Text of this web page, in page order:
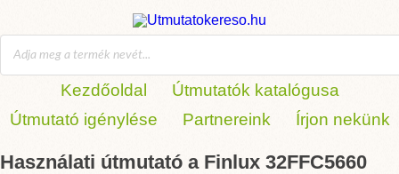
Kezdőoldal
Útmutatók katalógusa
Útmutató igénylése
Partnereink Írjon nekünk
Használati útmutató a Finlux 32FFC5660